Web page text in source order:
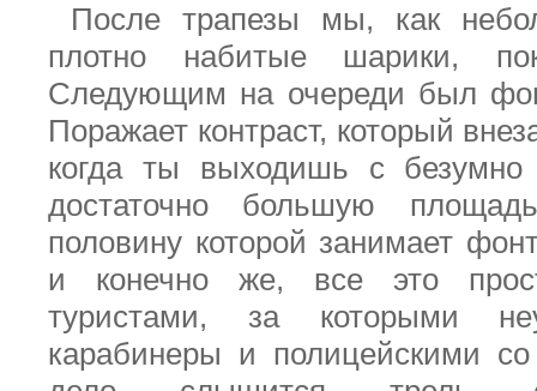
После трапезы мы, как
плотно набитые шарики,
Следующим на очереди был
Поражает контраст, который
когда ты выходишь с безумно
достаточно большую
половину которой занимает
и конечно же, все это
туристами, за которыми
карабинеры и полицейскими